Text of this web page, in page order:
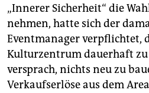
„Innerer Sicherheit“ die
nehmen, hatte sich der
Eventmanager verpflichtet,
Kulturzentrum dauerhaft
versprach, nichts neu zu
Verkaufserlöse aus dem